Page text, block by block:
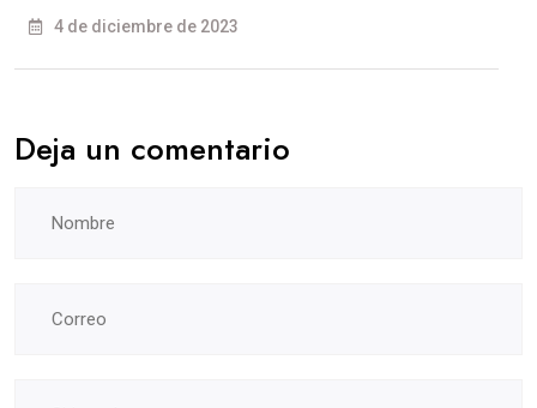
4 de diciembre de 2023
Deja un comentario